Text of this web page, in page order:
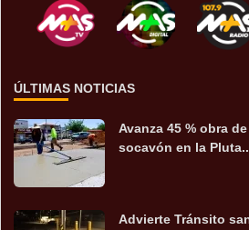
ÚLTIMAS NOTICIAS
Avanza 45 % obra
socavón en la
Advierte Tránsito